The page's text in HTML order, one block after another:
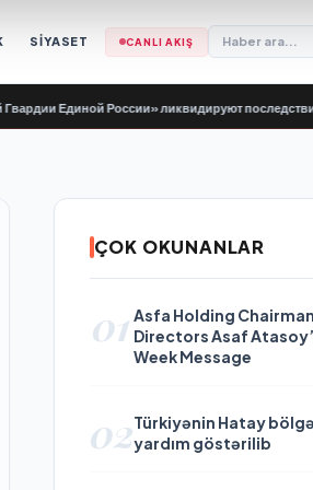
SİYASET CANLI AKIŞ
России» ликвидируют последствия
ÇOK OKUNANLAR
01 Asfa Holding
Directors Asaf
Week Message
02Türkiyənin Hatay
yardım göstərilib